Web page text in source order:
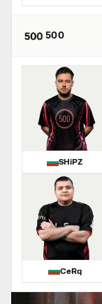
500
SHiPZ
CeRq